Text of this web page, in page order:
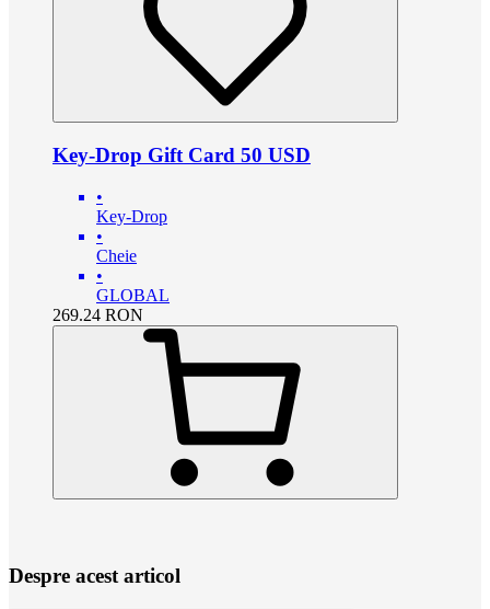
Key-Drop Gift Card 50 USD
•
Key-Drop
•
Cheie
•
GLOBAL
269.24 RON
Despre acest articol